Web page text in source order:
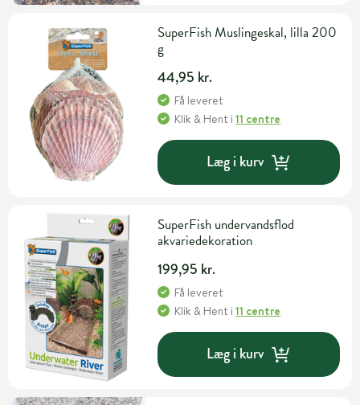
SuperFish Muslingeskal, lilla 200
g
44,95 kr.
Få leveret
Klik & Hent i11 centre
Læg i kurv
SuperFish undervandsflod
akvariedekoration
199,95 kr.
Få leveret
Klik & Hent i11 centre
Læg i kurv